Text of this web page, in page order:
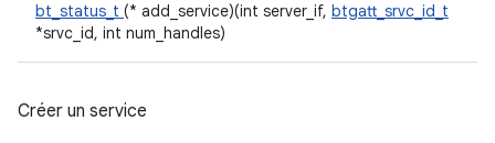
bt_status_t (* add_service)(int server_if, btgatt_srvc_id_t
*srvc_id, int num_handles)
Créer un service